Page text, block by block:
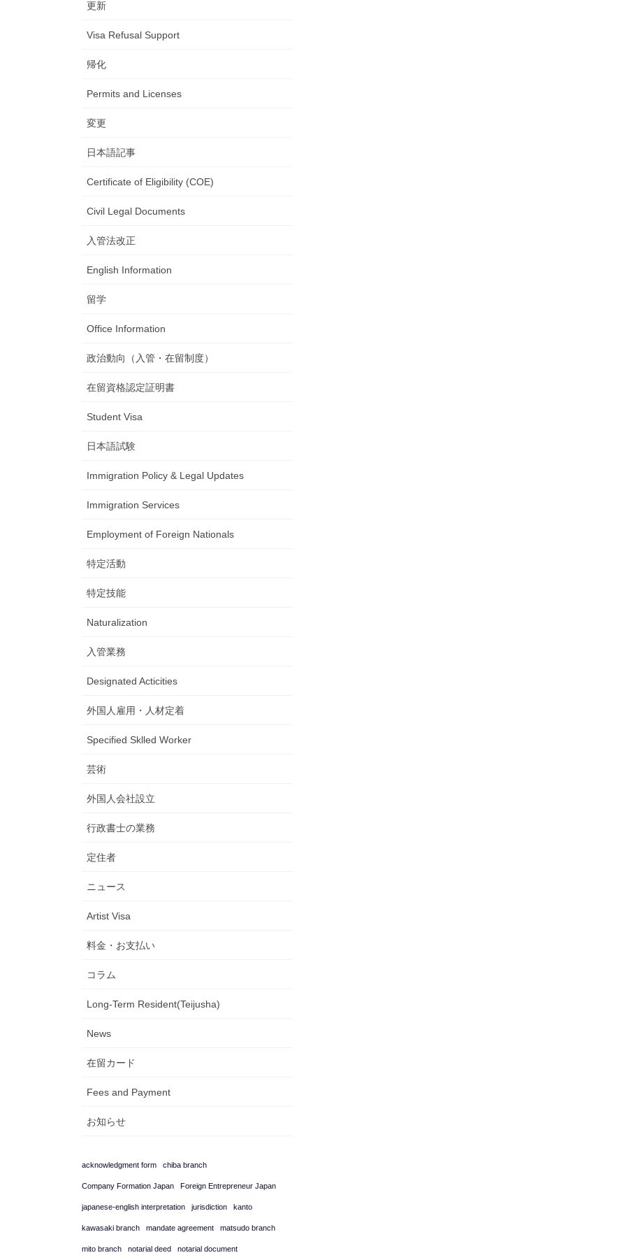
更新
Visa Refusal Support
帰化
Permits and Licenses
変更
日本語記事
Certificate of Eligibility (COE)
Civil Legal Documents
入管法改正
English Information
留学
Office Information
政治動向（入管・在留制度）
在留資格認定証明書
Student Visa
日本語試験
Immigration Policy & Legal Updates
Immigration Services
Employment of Foreign Nationals
特定活動
特定技能
Naturalization
入管業務
Designated Acticities
外国人雇用・人材定着
Specified Sklled Worker
芸術
外国人会社設立
行政書士の業務
定住者
ニュース
Artist Visa
料金・お支払い
コラム
Long-Term Resident(Teijusha)
News
在留カード
Fees and Payment
お知らせ
acknowledgment form chiba branch
Company Formation Japan Foreign Entrepreneur Japan
japanese-english interpretation jurisdiction kanto
kawasaki branch mandate agreement matsudo branch
mito branch notarial deed notarial document